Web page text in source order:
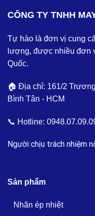
CÔNG TY TNHH
Tự hào là đơn vị cung
lượng, được nhiều đơn
Quốc.
🏠 Địa chỉ: 161/2
Bình Tân - HCM
📞 Hotline:
Người chịu trách nhiệm
Sản phẩm
Nhãn ép nhiệt